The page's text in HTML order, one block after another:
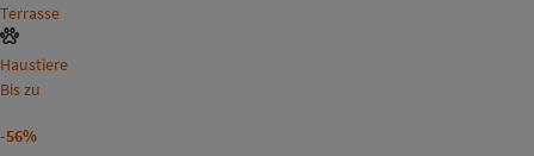
Terrasse
Haustiere
Bis zu
-56%